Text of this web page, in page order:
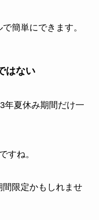
簡単にできます。
はない
年夏休み期間だけ一
すね。
限定かもしれませ